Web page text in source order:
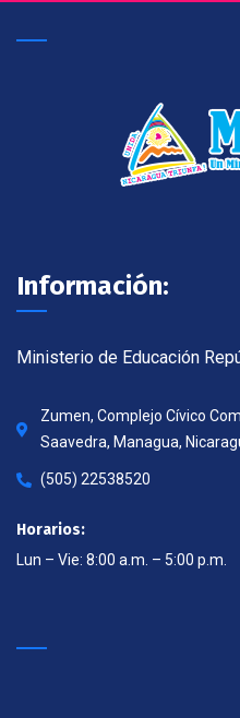
Información:
Ministerio de Educación
Zumen, Complejo Cívico
Saavedra, Managua,
(505) 22538520
Horarios:
Lun – Vie: 8:00 a.m. – 5:00 p.m.